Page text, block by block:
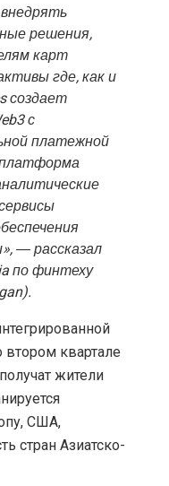
решения,
карт
где, как и
создает
с
платежной
― рассказал
по финтеху
квартале
жители
США,
стран Азиатско-